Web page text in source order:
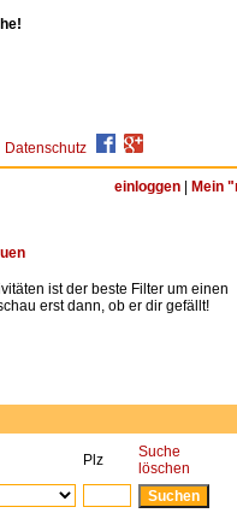
Datenschutz
einloggen Mein
ist der beste Filter um einen
erst dann, ob er dir gefällt!
Plz
Suche
löschen